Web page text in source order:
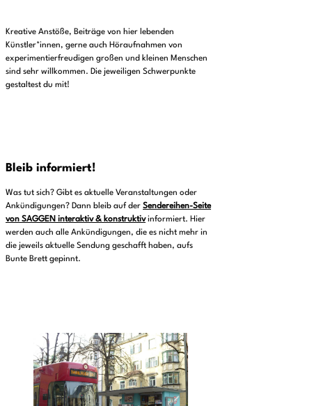
Kreative Anstöße, Beiträge von hier lebenden
Künstler*innen, gerne auch Höraufnahmen von
experimentierfreudigen großen und kleinen Menschen
sind sehr willkommen. Die jeweiligen Schwerpunkte
gestaltest du mit!
Bleib informiert!
Was tut sich? Gibt es aktuelle Veranstaltungen oder
Ankündigungen? Dann bleib auf der Sendereihen-Seite
von SAGGEN interaktiv & konstruktivinformiert. Hier
werden auch alle Ankündigungen, die es nicht mehr in
die jeweils aktuelle Sendung geschafft haben, aufs
Bunte Brett gepinnt.